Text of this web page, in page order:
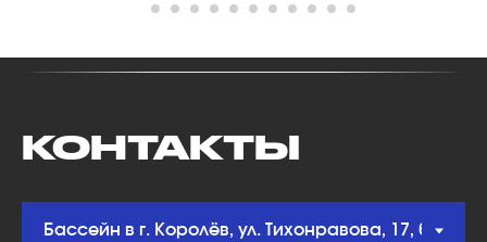
КОНТАКТЫ